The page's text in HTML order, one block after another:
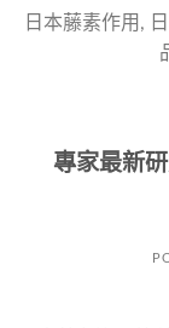
日本藤素作用,
專家最新